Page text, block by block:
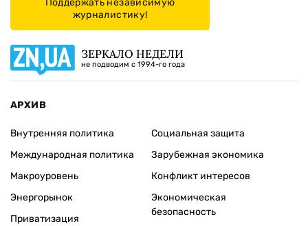
Поддержать независимую
журналистику!
ЗЕРКАЛО НЕДЕЛИ
не подводим с 1994-го года
АРХИВ
Внутренняя политика
Международная политика
Макроуровень
Энергорынок
Приватизация
Социальная защита
Зарубежная экономика
Конфликт интересов
Экономическая
безопасность